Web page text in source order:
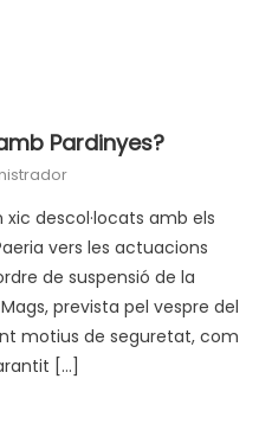
Pardinyes?
xic descol·locats amb els
vers les actuacions
de suspensió de la
prevista pel vespre del
motius de seguretat, com
[…]